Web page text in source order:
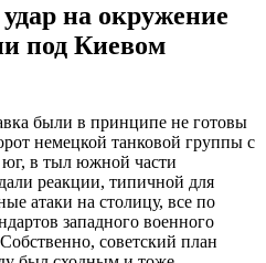
на окружение
под Киевом
были в принципе не готовы
немецкой танковой группы с
юг, в тыл южной части
реакции, типичной для
атаки на столицу, все по
западного военного
советский план